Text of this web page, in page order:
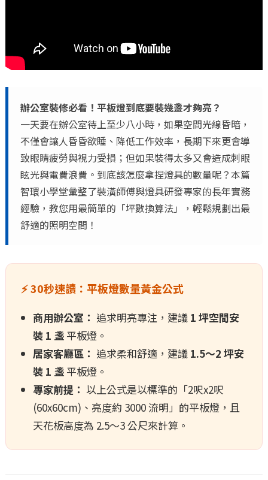
辦公室裝修必看！平板燈到底要裝幾盞才夠亮？
一天要在辦公室待上至少八小時，如果空間光線昏暗，
不僅會讓人昏昏欲睡、降低工作效率，長期下來更會導
致眼睛疲勞與視力受損；但如果裝得太多又會造成刺眼
眩光與電費浪費。到底該怎麼拿捏燈具的數量呢？本篇
智環小學堂彙整了裝潢師傅與燈具研發專家的長年實務
經驗，教您用最簡單的「坪數換算法」，輕鬆規劃出最
舒適的照明空間！
⚡ 30秒速讀：平板燈數量黃金公式
商用辦公室： 追求明亮專注，建議 1 坪空間安
裝 1 盞平板燈。
居家客廳區： 追求柔和舒適，建議 1.5～2 坪安
裝 1 盞平板燈。
專家前提： 以上公式是以標準的「2呎x2呎
(60x60cm)、亮度約 3000 流明」的平板燈，且
天花板高度為 2.5～3 公尺來計算。